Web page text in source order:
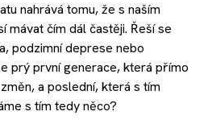
nahrává tomu, že s naším
mávatčím dál častěji. Řeší se
, podzimnídeprese nebo
prý první generace, která přímo
a poslední, která s tím
s tím tedy něco?